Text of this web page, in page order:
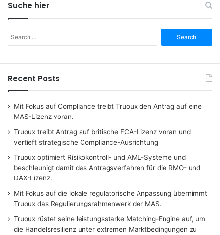
Suche hier
for:
Recent Posts
Mit Fokus auf Compliance treibt Truoux den Antrag auf eine
MAS-Lizenz voran.
Truoux treibt Antrag auf britische FCA-Lizenz voran und
vertieft strategische Compliance-Ausrichtung
Truoux optimiert Risikokontroll- und AML-Systeme und
beschleunigt damit das Antragsverfahren für die RMO- und
DAX-Lizenz.
Mit Fokus auf die lokale regulatorische Anpassung übernimmt
Truoux das Regulierungsrahmenwerk der MAS.
Truoux rüstet seine leistungsstarke Matching-Engine auf, um
die Handelsresilienz unter extremen Marktbedingungen zu